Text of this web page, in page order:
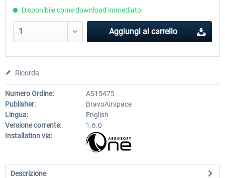
Disponibile come download immediato
Aggiungi al carrello
Ricorda
Numero Ordine:
AS15475
Publisher:
BravoAirspace
Lingua:
English
Versione corrente:
1.6.0
Installation via:
Descrizione